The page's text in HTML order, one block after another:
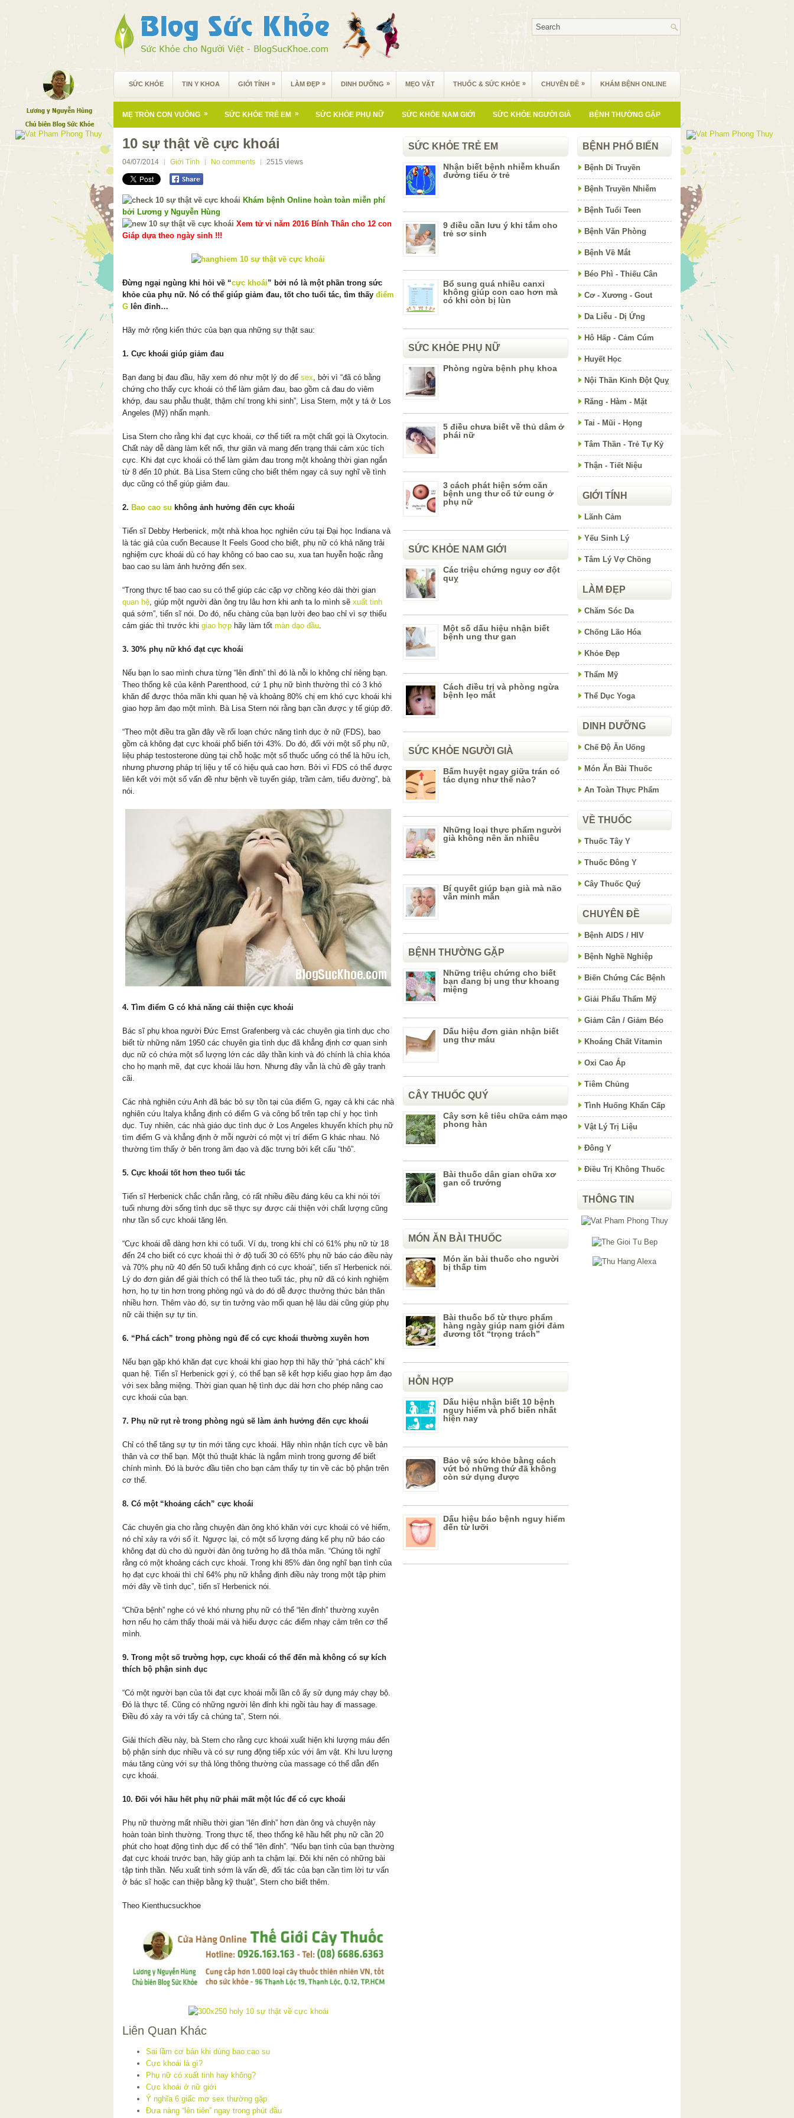
SỨC KHỎE TIN Y KHOA GIỚI TÍNH » LÀM ĐẸP » DINH DƯỠNG » MẸO VẶT THUỐC & SỨC KHỎE » CHUYÊN ĐỀ » KHÁM BỆNH ONLINE
MẸ TRÒN CON VUÔNG » SỨC KHỎE TRẺ EM » SỨC KHỎE PHỤ NỮ SỨC KHỎE NAM GIỚI SỨC KHỎE NGƯỜI GIÀ BỆNH THƯỜNG GẶP
10 sự thật về cực khoái
04/07/2014 Giới Tính No comments 2515 views
Khám bệnh Online hoàn toàn miễn phí
bởi Lương y Nguyễn Hùng
Xem tử vi năm 2016 Bính Thân cho 12 con
Giáp dựa theo ngày sinh !!!
Đừng ngại ngùng khi hỏi về “cực khoái” bởi nó là một phần trong sức
khỏe của phụ nữ. Nó có thể giúp giảm đau, tốt cho tuổi tác, tìm thấy điểm
G lên đỉnh…
Hãy mở rộng kiến thức của bạn qua những sự thật sau:
1. Cực khoái giúp giảm đau
Bạn đang bị đau đầu, hãy xem đó như một lý do để sex , bởi vì “đã có bằng
chứng cho thấy cực khoái có thể làm giảm đau, bao gồm cả đau do viêm
khớp, đau sau phẫu thuật, thậm chí trong khi sinh”, Lisa Stern, một y tá ở Los
Angeles (Mỹ) nhấn mạnh.
Lisa Stern cho rằng khi đạt cực khoái, cơ thể tiết ra một chất gọi là Oxytocin.
Chất này dễ dàng làm kết nối, thư giãn và mang đến trạng thái cảm xúc tích
cực. Khi đạt cực khoái có thể làm giảm đau trong một khoảng thời gian ngắn
từ 8 đến 10 phút. Bà Lisa Stern cũng cho biết thêm ngay cả suy nghĩ về tình
dục cũng có thể giúp giảm đau.
2. Bao cao su không ảnh hưởng đến cực khoái
Tiến sĩ Debby Herbenick, một nhà khoa học nghiên cứu tại Đại học Indiana và
là tác giả của cuốn Because It Feels Good cho biết, phụ nữ có khả năng trải
nghiệm cực khoái dù có hay không có bao cao su, xua tan huyễn hoặc rằng
bao cao su làm ảnh hưởng đến sex.
“Trong thực tế bao cao su có thể giúp các cặp vợ chồng kéo dài thời gian
quan hệ , giúp một người đàn ông trụ lâu hơn khi anh ta lo mình sẽ xuất tinh
quá sớm”, tiến sĩ nói. Do đó, nếu chàng của bạn lười đeo bao chỉ vì sợ thiếu
cảm giác thì trước khi giao hợp hãy làm tốt màn dạo đầu
3. 30% phụ nữ khó đạt cực khoái
Nếu bạn lo sao mình chưa từng “lên đỉnh” thì đó là nỗi lo không chỉ riêng bạn.
Theo thống kê của kênh Parenthood, cứ 1 phụ nữ bình thường thì có 3 khó
khăn để được thỏa mãn khi quan hệ và khoảng 80% chị em khó cực khoái khi
giao hợp âm đạo một mình. Bà Lisa Stern nói rằng bạn cần được y tế giúp đỡ.
“Theo một điều tra gần đây về rối loạn chức năng tình dục ở nữ (FDS), bao
gồm cả không đạt cực khoái phổ biến tới 43%. Do đó, đối với một số phụ nữ,
liệu pháp testosterone dùng tại chỗ hoặc một số thuốc uống có thể là hữu ích,
nhưng phương pháp trị liệu y tế có hiệu quả cao hơn. Bởi vì FDS có thể được
liên kết với một số vấn đề như bệnh về tuyến giáp, trầm cảm, tiểu đường”, bà
nói.
4. Tìm điểm G có khả năng cải thiện cực khoái
Bác sĩ phụ khoa người Đức Ernst Grafenberg và các chuyên gia tình dục cho
biết từ những năm 1950 các chuyên gia tình dục đã khẳng định cơ quan sinh
dục nữ có chứa một số lượng lớn các dây thần kinh và đó chính là chìa khóa
cho họ mạnh mẽ, đạt cực khoái lâu hơn. Nhưng đây vẫn là chủ đề gây tranh
cãi.
Các nhà nghiên cứu Anh đã bác bỏ sự tồn tại của điểm G, ngay cả khi các nhà
nghiên cứu Italya khẳng định có điểm G và công bố trên tạp chí y học tình
dục. Tuy nhiên, các nhà giáo dục tình dục ở Los Angeles khuyến khích phụ nữ
tìm điểm G và khẳng định ở mỗi người có một vị trí điểm G khác nhau. Nó
thường tìm thấy ở bên trong âm đạo và đặc trưng bởi kết cấu “thô”.
5. Cực khoái tốt hơn theo tuổi tác
Tiến sĩ Herbenick chắc chắn rằng, có rất nhiều điều đáng kêu ca khi nói tới
tuổi nhưng đời sống tình dục sẽ thực sự được cải thiện với chất lượng cũng
như tần số cực khoái tăng lên.
“Cực khoái dễ dàng hơn khi có tuổi. Ví dụ, trong khi chỉ có 61% phụ nữ từ 18
đến 24 cho biết có cực khoái thì ở độ tuổi 30 có 65% phụ nữ báo cáo điều này
và 70% phụ nữ 40 đến 50 tuổi khẳng định có cực khoái”, tiến sĩ Herbenick nói.
Lý do đơn giản để giải thích có thể là theo tuổi tác, phụ nữ đã có kinh nghiệm
hơn, họ tự tin hơn trong phòng ngủ và do đó dễ được thưởng thức bản thân
nhiều hơn. Thêm vào đó, sự tin tưởng vào mối quan hệ lâu dài cũng giúp phụ
nữ cải thiện sự tự tin.
6. “Phá cách” trong phòng ngủ để có cực khoái thường xuyên hơn
Nếu bạn gặp khó khăn đạt cực khoái khi giao hợp thì hãy thử “phá cách” khi
quan hệ. Tiến sĩ Herbenick gợi ý, có thể bạn sẽ kết hợp kiểu giao hợp âm đạo
với sex bằng miệng. Thời gian quan hệ tình dục dài hơn cho phép nâng cao
cực khoái của bạn.
7. Phụ nữ rụt rè trong phòng ngủ sẽ làm ảnh hưởng đến cực khoái
Chỉ có thể tăng sự tự tin mới tăng cực khoái. Hãy nhìn nhận tích cực về bản
thân và cơ thể bạn. Một thủ thuật khác là ngắm mình trong gương để biết
chính mình. Đó là bước đầu tiên cho bạn cảm thấy tự tin về các bộ phận trên
cơ thể.
8. Có một “khoảng cách” cực khoái
Các chuyên gia cho rằng chuyện đàn ông khó khăn với cực khoái có vẻ hiếm,
nó chỉ xảy ra với số ít. Ngược lại, có một số lượng đáng kể phụ nữ báo cáo
không đạt dù cho dù người đàn ông tưởng họ đã thỏa mãn. “Chúng tôi nghĩ
rằng có một khoảng cách cực khoái. Trong khi 85% đàn ông nghĩ bạn tình của
họ đạt cực khoái thì chỉ 64% phụ nữ khẳng định điều này trong một tập phim
mới đây về tình dục”, tiến sĩ Herbenick nói.
“Chữa bệnh” nghe có vẻ khó nhưng phụ nữ có thể “lên đỉnh” thường xuyên
hơn nếu họ cảm thấy thoải mái và hiểu được các điểm nhạy cảm trên cơ thể
mình.
9. Trong một số trường hợp, cực khoái có thể đến mà không có sự kích
thích bộ phận sinh dục
“Có một người bạn của tôi đạt cực khoái mỗi lần cô ấy sử dụng máy chạy bộ.
Đó là thực tế. Cũng có những người lên đỉnh khi ngồi tàu hay đi massage.
Điều đó xảy ra với tấy cả chúng ta”, Stern nói.
Giải thích điều này, bà Stern cho rằng cực khoái xuất hiện khi lượng máu đến
bộ phận sinh dục nhiều và có sự rung động tiếp xúc với âm vật. Khi lưu lượng
máu tăng cùng với sự thả lỏng thông thường của massage có thể dẫn đến
cực khoái.
10. Đối với hầu hết phụ nữ phải mất một lúc để có cực khoái
Phụ nữ thường mất nhiều thời gian “lên đỉnh” hơn đàn ông và chuyện này
hoàn toàn bình thường. Trong thực tế, theo thống kê hầu hết phụ nữ cần 20
phút cho hoạt động tình dục để có thể “lên đỉnh”. “Nếu bạn tình của bạn thường
đạt cực khoái trước bạn, hãy giúp anh ta chậm lại. Đôi khi nên có những bài
tập tinh thần. Nếu xuất tinh sớm là vấn đề, đối tác của bạn cần tìm lời tư vấn
ở bác sĩ hoặc can thiệp bằng kỹ thuật”, Stern cho biết thêm.
Theo Kienthucsuckhoe
Liên Quan Khác
Sai lầm cơ bản khi dùng bao cao su
Cực khoái là gì?
Phụ nữ có xuất tinh hay không?
Cực khoái ở nữ giới
Ý nghĩa 6 giấc mơ sex thường gặp
Đưa nàng “lên tiên” ngay trong phút đầu
SỨC KHỎE TRẺ EM
Nhận biết bệnh nhiễm khuẩn
đường tiểu ở trẻ
9 điều cần lưu ý khi tắm cho
trẻ sơ sinh
Bổ sung quá nhiều canxi
không giúp con cao hơn mà
có khi còn bị lùn
SỨC KHỎE PHỤ NỮ
Phòng ngừa bệnh phụ khoa
5 điều chưa biết về thủ dâm ở
phái nữ
3 cách phát hiện sớm căn
bệnh ung thư cổ tử cung ở
phụ nữ
SỨC KHỎE NAM GIỚI
Các triệu chứng nguy cơ đột
quỵ
Một số dấu hiệu nhận biết
bệnh ung thư gan
Cách điều trị và phòng ngừa
bệnh lẹo mắt
SỨC KHỎE NGƯỜI GIÀ
Bấm huyệt ngay giữa trán có
tác dụng như thế nào?
Những loại thực phẩm người
già không nên ăn nhiều
Bí quyết giúp bạn già mà não
vẫn minh mẫn
BỆNH THƯỜNG GẶP
Những triệu chứng cho biết
bạn đang bị ung thư khoang
miệng
Dấu hiệu đơn giản nhận biết
ung thư máu
CÂY THUỐC QUÝ
Cây sơn kê tiêu chữa cảm mạo
phong hàn
Bài thuốc dân gian chữa xơ
gan cổ trướng
MÓN ĂN BÀI THUỐC
Món ăn bài thuốc cho người
bị thấp tim
Bài thuốc bổ từ thực phẩm
hàng ngày giúp nam giới đảm
đương tốt “trọng trách”
HỖN HỢP
Dấu hiệu nhận biết 10 bệnh
nguy hiểm và phổ biến nhất
hiện nay
Bảo vệ sức khỏe bằng cách
vứt bỏ những thứ đã không
còn sử dụng được
Dấu hiệu báo bệnh nguy hiểm
đến từ lưỡi
BỆNH PHỔ BIẾN
Bệnh Di Truyền
Bệnh Truyền Nhiễm
Bệnh Tuổi Teen
Bệnh Văn Phòng
Bệnh Về Mắt
Béo Phì - Thiếu Cân
Cơ - Xương - Gout
Da Liễu - Dị Ứng
Hô Hấp - Cảm Cúm
Huyết Học
Nội Thần Kinh Đột Quỵ
Răng - Hàm - Mặt
Tai - Mũi - Họng
Tâm Thần - Trẻ Tự Kỷ
Thận - Tiết Niệu
GIỚI TÍNH
Lãnh Cảm
Yếu Sinh Lý
Tâm Lý Vợ Chồng
LÀM ĐẸP
Chăm Sóc Da
Chống Lão Hóa
Khỏe Đẹp
Thẩm Mỹ
Thể Dục Yoga
DINH DƯỠNG
Chế Độ Ăn Uống
Món Ăn Bài Thuốc
An Toàn Thực Phẩm
VỀ THUỐC
Thuốc Tây Y
Thuốc Đông Y
Cây Thuốc Quý
CHUYÊN ĐỀ
Bệnh AIDS / HIV
Bệnh Nghề Nghiệp
Biến Chứng Các Bệnh
Giải Phẩu Thẩm Mỹ
Giảm Cân / Giảm Béo
Khoáng Chất Vitamin
Oxi Cao Áp
Tiêm Chủng
Tình Huống Khẩn Cấp
Vật Lý Trị Liệu
Đông Y
Điều Trị Không Thuốc
THÔNG TIN